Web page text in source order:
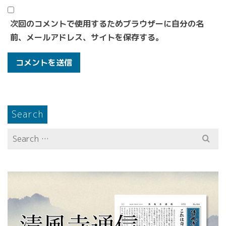
次回のコメントで使用するためブラウザーに自分の名
前、メールアドレス、サイトを保存する。
Search
Search
for: